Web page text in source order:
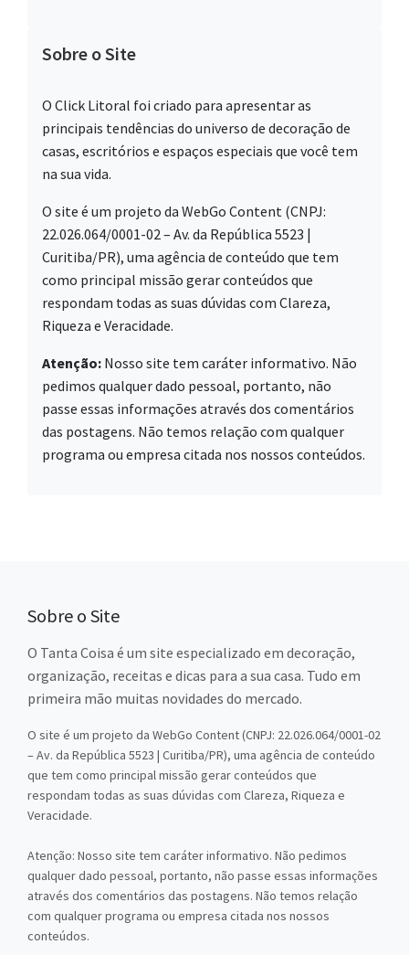
Sobre o Site
O Click Litoral foi criado para apresentar as
principais tendências do universo de decoração de
casas, escritórios e espaços especiais que você tem
na sua vida.
O site é um projeto da WebGo Content (CNPJ:
22.026.064/0001-02 – Av. da República 5523 |
Curitiba/PR), uma agência de conteúdo que tem
como principal missão gerar conteúdos que
respondam todas as suas dúvidas com Clareza,
Riqueza e Veracidade.
Atenção: Nosso site tem caráter informativo. Não
pedimos qualquer dado pessoal, portanto, não
passe essas informações através dos comentários
das postagens. Não temos relação com qualquer
programa ou empresa citada nos nossos conteúdos.
Sobre o Site
O Tanta Coisa é um site especializado em decoração,
organização, receitas e dicas para a sua casa. Tudo em
primeira mão muitas novidades do mercado.
O site é um projeto da WebGo Content (CNPJ: 22.026.064/0001-02
– Av. da República 5523 | Curitiba/PR), uma agência de conteúdo
que tem como principal missão gerar conteúdos que
respondam todas as suas dúvidas com Clareza, Riqueza e
Veracidade.
Atenção: Nosso site tem caráter informativo. Não pedimos
qualquer dado pessoal, portanto, não passe essas informações
através dos comentários das postagens. Não temos relação
com qualquer programa ou empresa citada nos nossos
conteúdos.